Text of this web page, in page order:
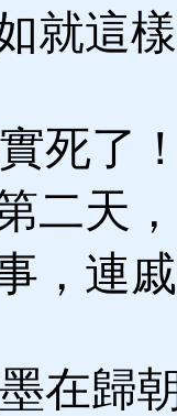
就這
死了
二天
，連
在歸